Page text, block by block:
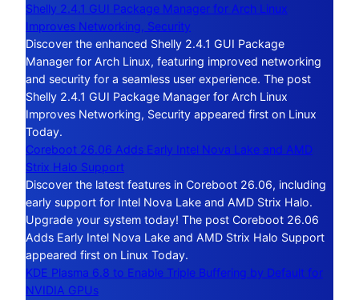
Shelly 2.4.1 GUI Package Manager for Arch Linux
Improves Networking, Security
Discover the enhanced Shelly 2.4.1 GUI Package
Manager for Arch Linux, featuring improved networking
and security for a seamless user experience. The post
Shelly 2.4.1 GUI Package Manager for Arch Linux
Improves Networking, Security appeared first on Linux
Today.
Coreboot 26.06 Adds Early Intel Nova Lake and AMD
Strix Halo Support
Discover the latest features in Coreboot 26.06, including
early support for Intel Nova Lake and AMD Strix Halo.
Upgrade your system today! The post Coreboot 26.06
Adds Early Intel Nova Lake and AMD Strix Halo Support
appeared first on Linux Today.
KDE Plasma 6.8 to Enable Triple Buffering by Default for
NVIDIA GPUs